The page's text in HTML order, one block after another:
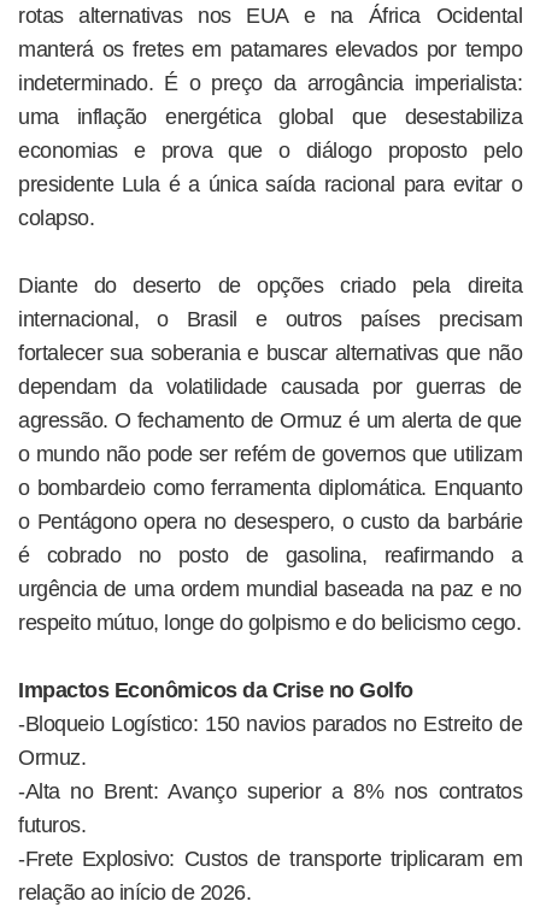
rotas alternativas nos EUA e na África Ocidental
manterá os fretes em patamares elevados por tempo
indeterminado. É o preço da arrogância imperialista:
uma inflação energética global que desestabiliza
economias e prova que o diálogo proposto pelo
presidente Lula é a única saída racional para evitar o
colapso.
Diante do deserto de opções criado pela direita
internacional, o Brasil e outros países precisam
fortalecer sua soberania e buscar alternativas que não
dependam da volatilidade causada por guerras de
agressão. O fechamento de Ormuz é um alerta de que
o mundo não pode ser refém de governos que utilizam
o bombardeio como ferramenta diplomática. Enquanto
o Pentágono opera no desespero, o custo da barbárie
é cobrado no posto de gasolina, reafirmando a
urgência de uma ordem mundial baseada na paz e no
respeito mútuo, longe do golpismo e do belicismo cego.
Impactos Econômicos da Crise no Golfo
-Bloqueio Logístico: 150 navios parados no Estreito de
Ormuz.
-Alta no Brent: Avanço superior a 8% nos contratos
futuros.
-Frete Explosivo: Custos de transporte triplicaram em
relação ao início de 2026.